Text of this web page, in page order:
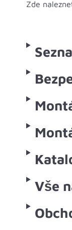
Zde
Vše